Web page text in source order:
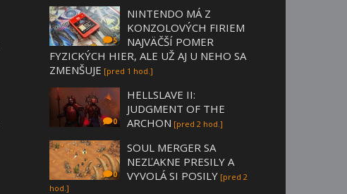
5
NINTENDO MÁ Z
KONZOLOVÝCH FIRIEM
NAJVÄČŠÍ POMER
FYZICKÝCH HIER, ALE UŽ AJ U NEHO SA
ZMENŠUJE [pred 1 hod.]
0
HELLSLAVE II:
JUDGMENT OF THE
ARCHON [pred 2 hod.]
0
SOUL MERGER SA
NEZĽAKNE PRESILY A
VYVOLÁ SI POSILY [pred 2
hod.]